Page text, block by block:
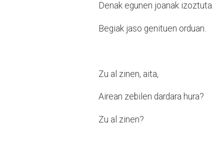
Denak egunen joanak izoztuta.
Begiak jaso genituen orduan.
Zu al zinen, aita,
Airean zebilen dardara hura?
Zu al zinen?